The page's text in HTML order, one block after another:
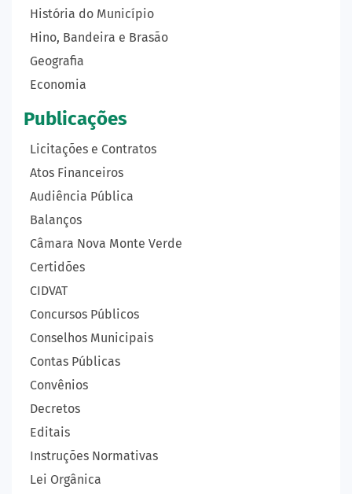
História do Município
Hino, Bandeira e Brasão
Geografia
Economia
Publicações
Licitações e Contratos
Atos Financeiros
Audiência Pública
Balanços
Câmara Nova Monte Verde
Certidões
CIDVAT
Concursos Públicos
Conselhos Municipais
Contas Públicas
Convênios
Decretos
Editais
Instruções Normativas
Lei Orgânica